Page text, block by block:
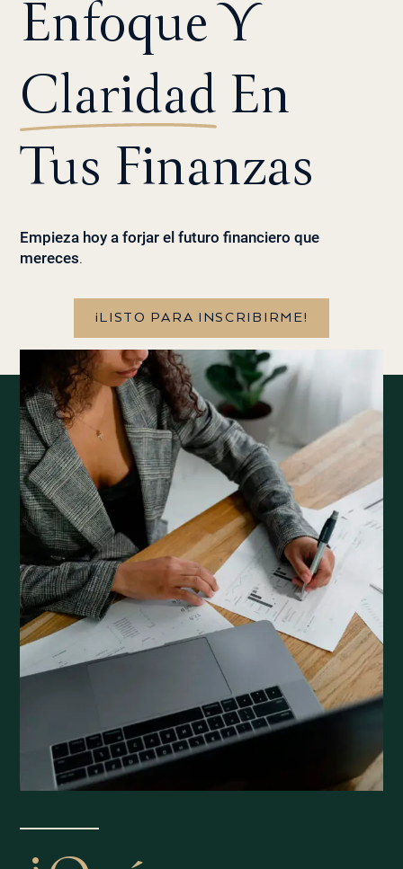
EnfoqueY
Claridad En
Tus Finanzas
Empieza hoy a forjar el futuro financiero que
mereces.
¡LISTO PARA INSCRIBIRME!